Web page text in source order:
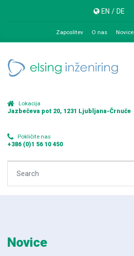
EN / DE
Zaposlitev O nas Novice
Lokacija
Jazbečeva pot 20, 1231 Ljubljana-Črnuče
Pokličite nas
+386 (0)1 56 10 450
Novice